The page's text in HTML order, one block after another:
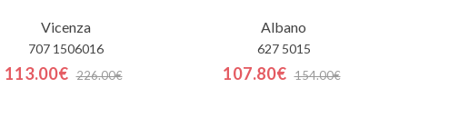
Vicenza
707 1506016
113.00€ 226.00€
Albano
627 5015
107.80€ 154.00€